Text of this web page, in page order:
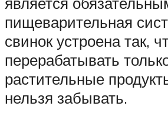
пищеварительная
свинок устроена так,
перерабатывать
растительные
нельзя забывать.